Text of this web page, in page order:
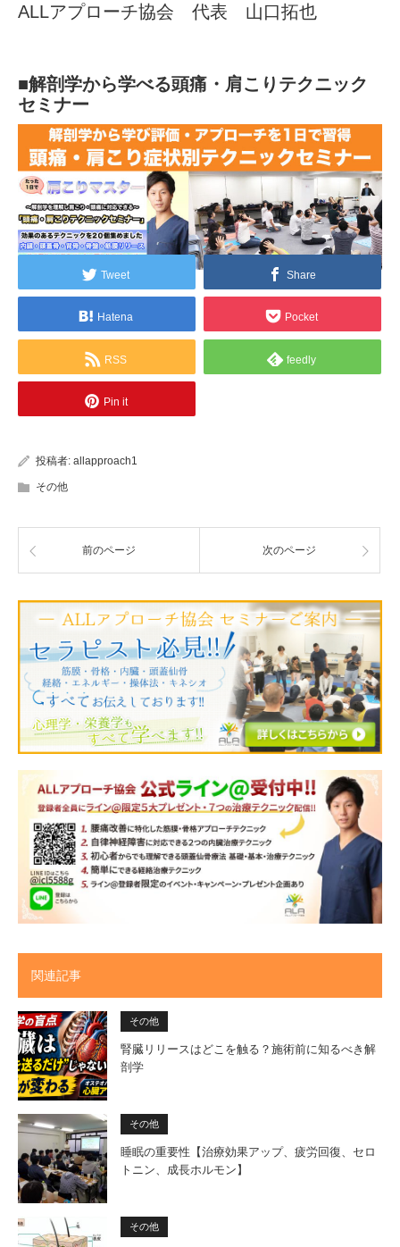
ALLアプローチ協会 代表 山口拓也
■解剖学から学べる頭痛・肩こりテクニック
セミナー
Tweet Share
Hatena Pocket
RSS feedly
Pin it
投稿者: allapproach1
その他
前のページ 次のページ
関連記事
その他
腎臓リリースはどこを触る？施術前に知るべき解
剖学
その他
睡眠の重要性【治療効果アップ、疲労回復、セロ
トニン、成長ホルモン】
その他